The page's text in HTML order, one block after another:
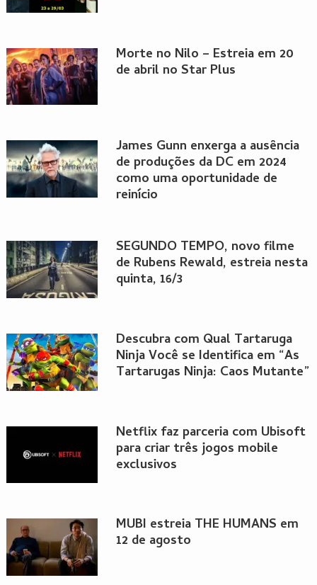
Morte no Nilo – Estreia em 20
de abril no Star Plus
James Gunn enxerga a ausência
de produções da DC em 2024
como uma oportunidade de
reinício
SEGUNDO TEMPO, novo filme
de Rubens Rewald, estreia nesta
quinta, 16/3
Descubra com Qual Tartaruga
Ninja Você se Identifica em “As
Tartarugas Ninja: Caos Mutante”
Netflix faz parceria com Ubisoft
para criar três jogos mobile
exclusivos
MUBI estreia THE HUMANS em
12 de agosto